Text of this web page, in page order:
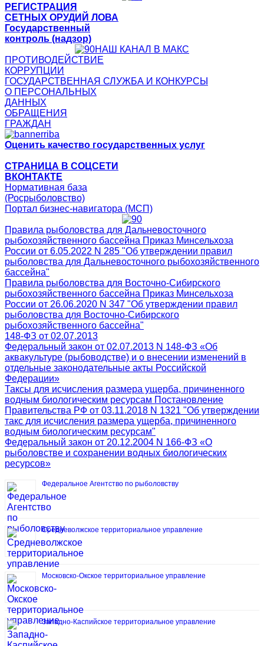
РЕГИСТРАЦИЯ
СЕТНЫХ ОРУДИЙ ЛОВА
Государственный
контроль (надзор)
НАШ КАНАЛ В МАКС
ПРОТИВОДЕЙСТВИЕ
КОРРУПЦИИ
ГОСУДАРСТВЕННАЯ СЛУЖБА И КОНКУРСЫ
О ПЕРСОНАЛЬНЫХ
ДАННЫХ
ОБРАЩЕНИЯ
ГРАЖДАН
Оценить качество государственных услуг
СТРАНИЦА В СОЦСЕТИ
ВКОНТАКТЕ
Нормативная база
(Росрыболовство)
Портал бизнес-навигатора (МСП)
Правила рыболовства для Дальневосточного
рыбохозяйственного бассейна Приказ Минсельхоза
России от 6.05.2022 N 285 "Об утверждении правил
рыболовства для Дальневосточного рыбохозяйственного
бассейна"
Правила рыболовства для Восточно-Сибирского
рыбохозяйственного бассейна Приказ Минсельхоза
России от 26.06.2020 N 347 "Об утверждении правил
рыболовства для Восточно-Сибирского
рыбохозяйственного бассейна"
148-ФЗ от 02.07.2013
Федеральный закон от 02.07.2013 N 148-ФЗ «Об
аквакультуре (рыбоводстве) и о внесении изменений в
отдельные законодательные акты Российской
Федерации»
Таксы для исчисления размера ущерба, причиненного
водным биологическим ресурсам Постановление
Правительства РФ от 03.11.2018 N 1321 "Об утверждении
такс для исчисления размера ущерба, причиненного
водным биологическим ресурсам"
Федеральный закон от 20.12.2004 N 166-ФЗ «О
рыболовстве и сохранении водных биологических
ресурсов»
Федеральное Агентство по рыболовству
Средневолжское территориальное управление
Московско-Окское территориальное управление
Западно-Каспийское территориальное управление